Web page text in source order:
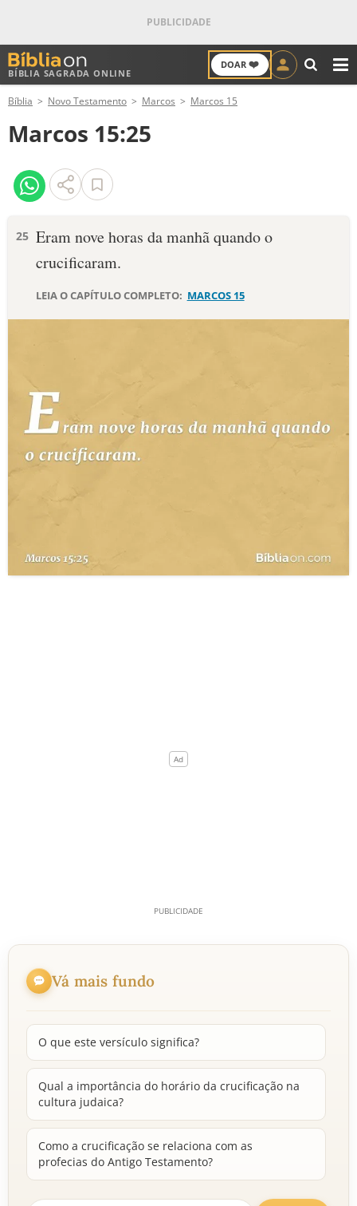
BÍBLIA SAGRADA ONLINE
DOAR ❤️
ANTIGO TESTAMENTO
NOVO TESTAMENTO
VERSÍCULOS
PALAVRA DO DIA
DEVOCIONAL DIÁRIO
10 MANDAMENTOS
ESTUDOS BÍBLICOS
ESBOÇOS DE PREGAÇÃO
PERGUNTE À BÍBLIA
Bíblia Novo Testamento Marcos Marcos 15
Marcos 15:25
25 Eram nove horas da manhã quando o
crucificaram.
LEIA O CAPÍTULO COMPLETO: MARCOS 15
Vá mais fundo
O que este versículo significa?
Qual a importância do horário da crucificação na
cultura judaica?
Como a crucificação se relaciona com as
profecias do Antigo Testamento?